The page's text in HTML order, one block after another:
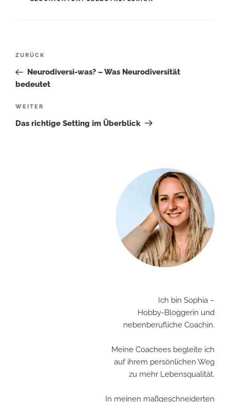
Beitragsnavigation
Vorheriger
Beitrag
ZURÜCK
Neurodiversi-was? – Was Neurodiversität
bedeutet
Nächster
Beitrag
WEITER
Das richtige Setting im Überblick
Ich bin Sophia –
Hobby-Bloggerin und
nebenberufliche Coachin.
Meine Coachees begleite ich
auf ihrem persönlichen Weg
zu mehr Lebensqualität.
In meinen maßgeschneiderten